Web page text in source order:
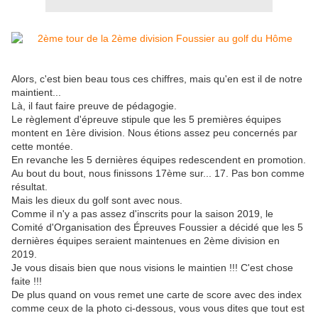
Alors, c'est bien beau tous ces chiffres, mais qu'en est il de notre
maintient...
Là, il faut faire preuve de pédagogie.
Le règlement d'épreuve stipule que les 5 premières équipes
montent en 1ère division. Nous étions assez peu concernés par
cette montée.
En revanche les 5 dernières équipes redescendent en promotion.
Au bout du bout, nous finissons 17ème sur... 17. Pas bon comme
résultat.
Mais les dieux du golf sont avec nous.
Comme il n'y a pas assez d'inscrits pour la saison 2019, le
Comité d'Organisation des Épreuves Foussier a décidé que les 5
dernières équipes seraient maintenues en 2ème division en
2019.
Je vous disais bien que nous visions le maintien !!! C'est chose
faite !!!
De plus quand on vous remet une carte de score avec des index
comme ceux de la photo ci-dessous, vous vous dites que tout est